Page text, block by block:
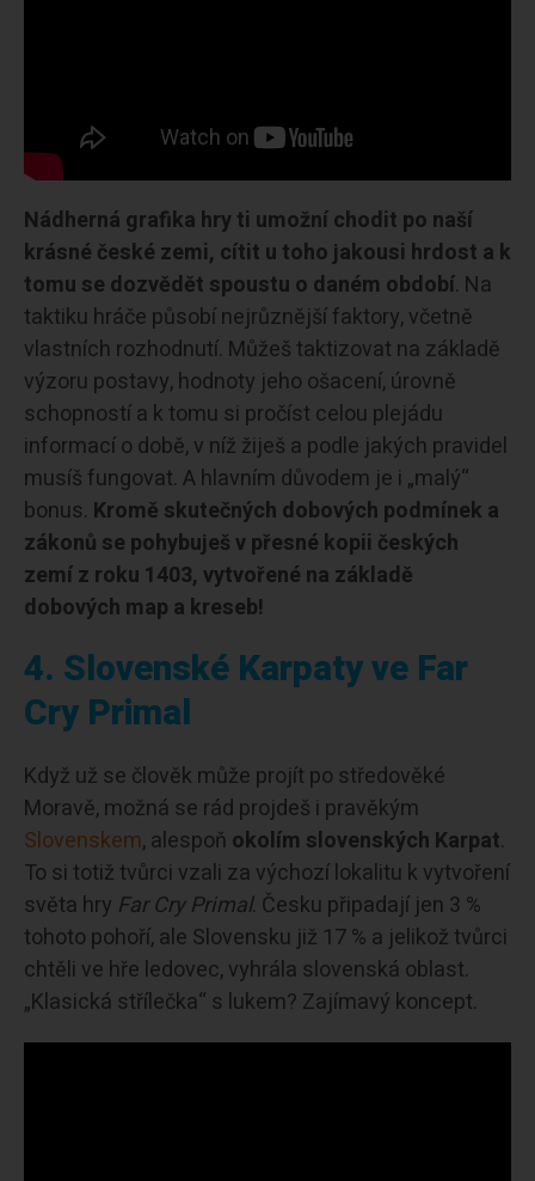
Nádherná grafika hry ti umožní chodit po naší
krásné české zemi, cítit u toho jakousi hrdost a k
tomu se dozvědět spoustu o daném období. Na
taktiku hráče působí nejrůznější faktory, včetně
vlastních rozhodnutí. Můžeš taktizovat na základě
výzoru postavy, hodnoty jeho ošacení, úrovně
schopností a k tomu si pročíst celou plejádu
informací o době, v níž žiješ a podle jakých pravidel
musíš fungovat. A hlavním důvodem je i „malý“
bonus. Kromě skutečných dobových podmínek a
zákonů se pohybuješ v přesné kopii českých
zemí z roku 1403, vytvořené na základě
dobových map a kreseb!
4. Slovenské Karpaty ve Far
Cry Primal
Když už se člověk může projít po středověké
Moravě, možná se rád projdeš i pravěkým
Slovenskem, alespoň okolím slovenských Karpat.
To si totiž tvůrci vzali za výchozí lokalitu k vytvoření
světa hry Far Cry Primal. Česku připadají jen 3 %
tohoto pohoří, ale Slovensku již 17 % a jelikož tvůrci
chtěli ve hře ledovec, vyhrála slovenská oblast.
„Klasická střílečka“ s lukem? Zajímavý koncept.